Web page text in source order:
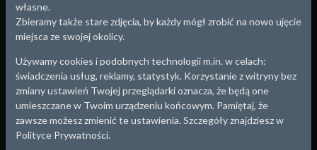
Zdjęcie
Tytuł
Opis
własne.
Zbieramy także stare zdjęcia, by każdy mógł zrobić na nowo ujęcie
miejsca ze swojej okolicy.
Używamy cookies i podobnych technologii m.in. w celach:
świadczenia usług, reklamy, statystyk. Korzystanie z witryny bez
zmiany ustawień Twojej przeglądarki oznacza, że będą one
umieszczane w Twoim urządzeniu końcowym. Pamiętaj, że
zawsze możesz zmienić te ustawienia. Szczegóły znajdziesz w
Polityce Prywatności.